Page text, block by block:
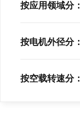
按应用领域分：
按电机外径分：
按空载转速分：